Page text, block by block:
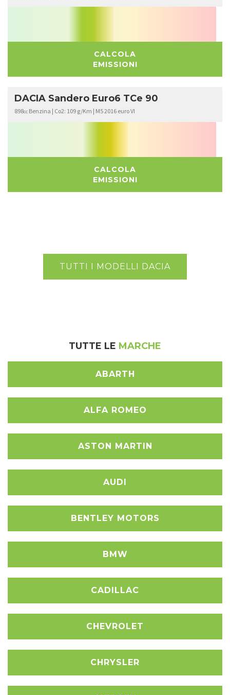
CALCOLA
EMISSIONI
DACIA Sandero Euro6 TCe 90
898cc Benzina | Co2: 109 g/Km | M5 2016 euro VI
CALCOLA
EMISSIONI
TUTTI I MODELLI DACIA
TUTTE LE MARCHE
ABARTH
ALFA ROMEO
ASTON MARTIN
AUDI
BENTLEY MOTORS
BMW
CADILLAC
CHEVROLET
CHRYSLER